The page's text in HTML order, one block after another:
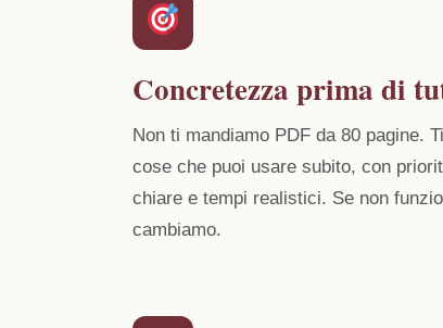
Concretezza prima di
Non ti mandiamo PDF da 80 pagine.
cose che puoi usare subito, con
chiare e tempi realistici. Se non
cambiamo.